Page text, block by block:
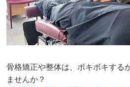
骨格矯正や整体は、ボキボキする
ませんか？